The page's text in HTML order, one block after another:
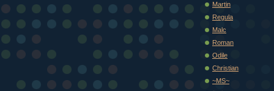
Martin
Regula
Malc
Roman
Odile
Christian
~MS~